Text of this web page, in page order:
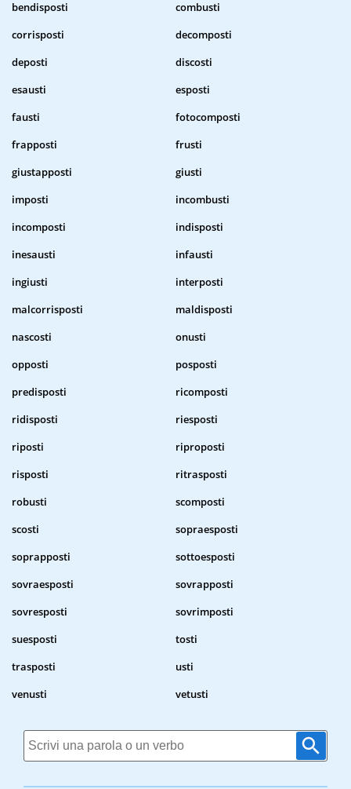
bendisposti
combusti
corrisposti
decomposti
deposti
discosti
esausti
esposti
fausti
fotocomposti
frapposti
frusti
giustapposti
giusti
imposti
incombusti
incomposti
indisposti
inesausti
infausti
ingiusti
interposti
malcorrisposti
maldisposti
nascosti
onusti
opposti
posposti
predisposti
ricomposti
ridisposti
riesposti
riposti
riproposti
risposti
ritrasposti
robusti
scomposti
scosti
sopraesposti
soprapposti
sottoesposti
sovraesposti
sovrapposti
sovresposti
sovrimposti
suesposti
tosti
trasposti
usti
venusti
vetusti